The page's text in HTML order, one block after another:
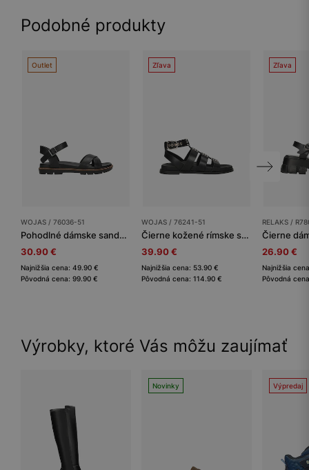
Podobné produkty
Outlet
WOJAS / 76036-51
Pohodlné dámske sandále v casual štýle
30.90 €
Najnižšia cena: 49.90 €
Pôvodná cena: 99.90 €
Zľava
WOJAS / 76241-51
Čierne kožené rímske sandále so striebornými cvokmi
39.90 €
Najnižšia cena: 53.90 €
Pôvodná cena: 114.90 €
Zľava
RELAKS /
26.90 €
Najnižšia
Pôvodná
Výrobky, ktoré Vás môžu zaujímať
Novinky Výpredaj